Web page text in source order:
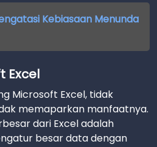
Kebiasaan Menunda
Excel
Microsoft Excel, tidak
memaparkan manfaatnya.
dari Excel adalah
besar data dengan